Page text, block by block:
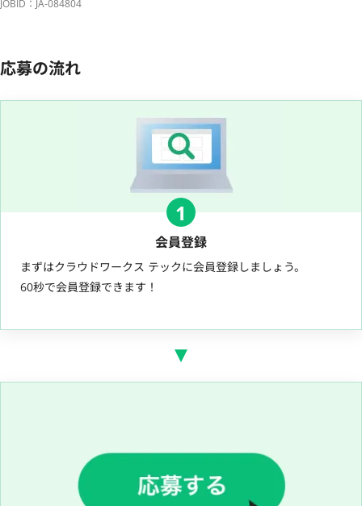
JOBID：JA-084804
応募の流れ
1
会員登録
まずはクラウドワークス テックに会員登録しましょう。
60秒で会員登録できます！